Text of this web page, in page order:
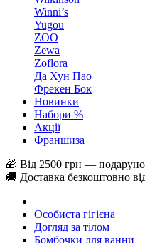
Winni’s
Yugou
ZOO
Zewa
Zoflora
Да Хун Пао
Фрекен Бок
Новинки
Набори %
Акції
Франшиза
🎁 Від 2500 грн —
🚚 Доставка безкоштовно
Особиста гігієна
Догляд за тілом
Бомбочки для ванни